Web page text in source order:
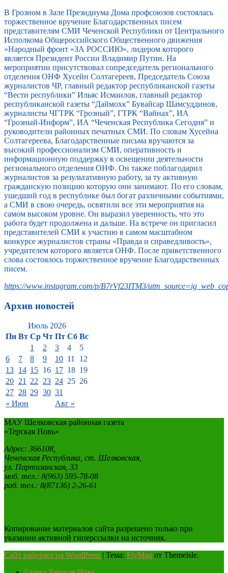
В Грозном в Зале Президиума Дома профсоюзов состоялась
торжественное вручение Благодарственных писем
представителям СМИ Чеченской Республики от Центрального
Исполкома Общероссийского Общественного движения
«Народный фронт «ЗА РОССИЮ», лидером которого
является Президент России Владимир Путин. На
мероприятии присутствовал сопредседатель регионального
отделения ОНФ Хусейн Солтагереев, Председатель Союза
журналистов ЧР, главный редактор республиканской газеты
“Вести республики” Ильяс Исмаилов, главный редактор
республиканской газеты “Даймохк” Бувайсар Шамсуддинов,
журналисты ЧГТРК “Грозный”, ГТРК “Вайнах”, ИА
“Грозный-Информ”, ИА “Чеченская Республика Сегодня” и
руководители районных печатных СМИ. По словам Хусейна
Солтагереева, Благодарственные письма вручаются за
высокий профессионализм СМИ, оперативность и
информационную поддержку в освещении деятельности
регионального отделения ОНФ. Он также поблагодарил
журналистов за результативную работу, за ту активную
гражданскую позицию которую они занимают. По его словам,
ушедший год в республике был богат различными событиями,
а СМИ в свою очередь, освятили все эти мероприятия на
самом высоком уровне. Он выразил уверенность, что это
работа будет продолжена и дальше. На встрече он пригласил
представителей СМИ к участию в самом масштабном
конкурсе журналистов страны «Правда и справедливость»,
учредителем которого является ОНФ. После приветственного
слова состоялось торжественное вручение Благодарственных
писем.
https://www.instagram.com/p/B7rVf23ITM3/
Архив новостей
Июль 2026
Пн Вт Ср Чт Пт Сб Вс
« Июн Авг »
1 2 3 4
5
6
7 8 9 10 11
12
13 14 15 16 17 18 19
20 21 22 23 24 25 26
27 28 29 30 31
МАУ Шелковская районная газета
«Терская Новь»
Адрес: 366108,
Чеченская Республика, ст. Шелковская,
ул. Партизанская, 33
моб. тел.: 8(963) 595-78-08
раб. тел.: 8(87136) 2-26-61
Копирование материалов сайта разрешено только при
указании активной гиперссылки на источник.
Сайт работает на WordPress | Тема: FlyMag от Themeisle.